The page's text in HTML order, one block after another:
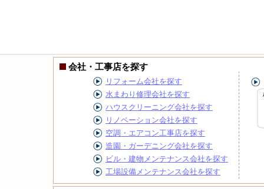
会社・工事店を探す
リフォーム会社を探す
水まわり修理会社を探す
ハウスクリーニング会社を探す
リノベーション会社を探す
空調・エアコン工事店を探す
造園・ガーデニング会社を探す
ビル・建物メンテナンス会社を探す
工場設備メンテナンス会社を探す